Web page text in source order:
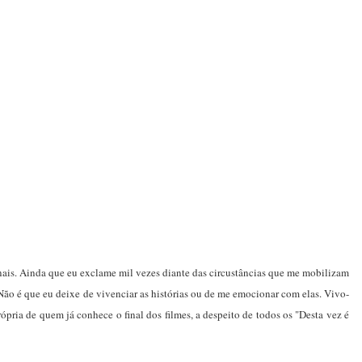
Ainda que eu exclame mil vezes diante das circustâncias que me mobilizam
é que eu deixe de vivenciar as histórias ou de me emocionar com elas. Vivo-
de quem já conhece o final dos filmes, a despeito de todos os "Desta vez é